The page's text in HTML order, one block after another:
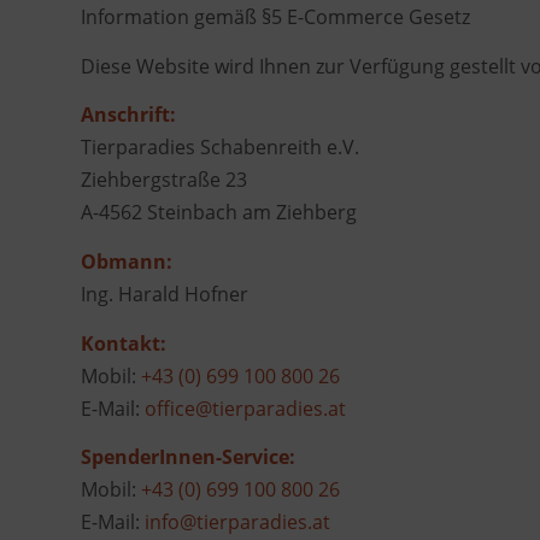
Information gemäß §5 E-Commerce Gesetz
Diese Website wird Ihnen zur Verfügung gestellt
Anschrift:
Tierparadies Schabenreith e.V.
Ziehbergstraße 23
A-4562 Steinbach am Ziehberg
Obmann:
Ing. Harald Hofner
Kontakt:
Mobil: +43 (0) 699 100 800 26
E-Mail: office@tierparadies.at
SpenderInnen-Service:
Mobil: +43 (0) 699 100 800 26
E-Mail: info@tierparadies.at